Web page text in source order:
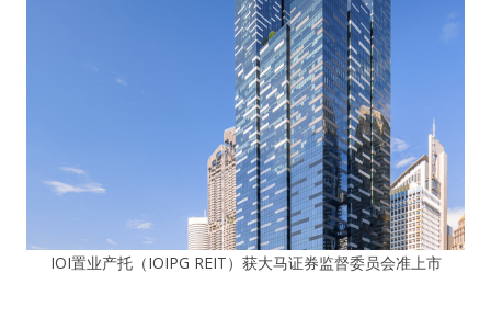
IOI置业产托（IOIPG REIT）获大马证券监督委员会准上市